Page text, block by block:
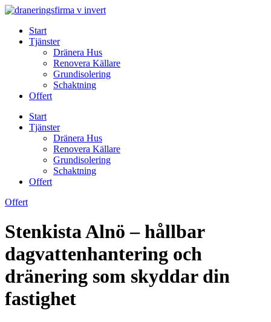
Skip
contentStart
Tjänster
Dränera Hus
Renovera Källare
Grundisolering
Schaktning
Offert
Start
Tjänster
Dränera Hus
Renovera Källare
Grundisolering
Schaktning
Offert
Offert
Stenkista Alnö – hållbar
dagvattenhantering och
dränering som skyddar din
fastighet